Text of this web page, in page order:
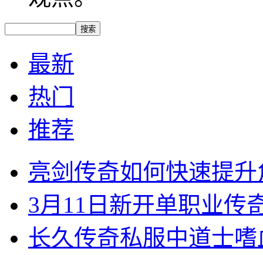
最新
热门
推荐
亮剑传奇如何快速提
3月11日新开单职业传
长久传奇私服中道士